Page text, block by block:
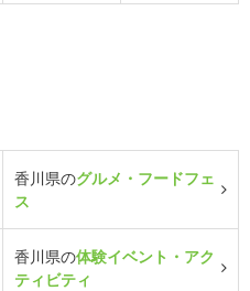
香川県のグルメ・フードフェ
ス
香川県の体験イベント・アク
ティビティ